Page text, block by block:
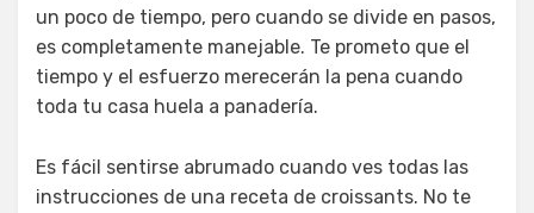
un poco de tiempo, pero cuando se divide en pasos,
es completamente manejable. Te prometo que el
tiempo y el esfuerzo merecerán la pena cuando
toda tu casa huela a panadería.
Es fácil sentirse abrumado cuando ves todas las
instrucciones de una receta de croissants. No te